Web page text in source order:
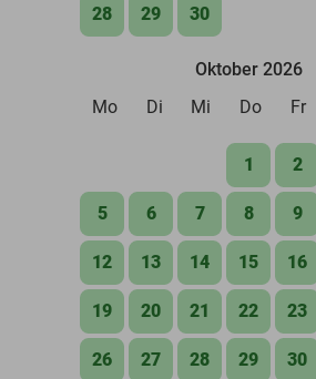
28 29 30
Oktober 2026
Mo
Di Mi Do Fr
1 2
5 6 7 8 9
12 13 14 15 16
19 20 21 22 23
26 27 28 29 30